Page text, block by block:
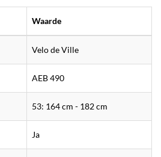
Waarde
Velo de Ville
AEB 490
53: 164 cm - 182 cm
Ja